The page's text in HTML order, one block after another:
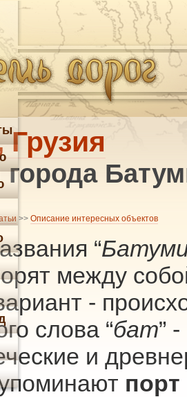
города
>> Описание интересных объектов
“
между
-
слова “бат”
и
порт